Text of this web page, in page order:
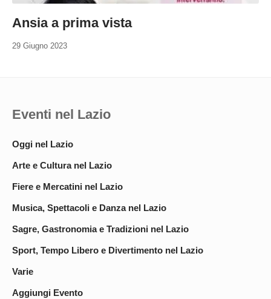
Ansia a prima vista
29 Giugno 2023
Eventi nel Lazio
Oggi nel Lazio
Arte e Cultura nel Lazio
Fiere e Mercatini nel Lazio
Musica, Spettacoli e Danza nel Lazio
Sagre, Gastronomia e Tradizioni nel Lazio
Sport, Tempo Libero e Divertimento nel Lazio
Varie
Aggiungi Evento